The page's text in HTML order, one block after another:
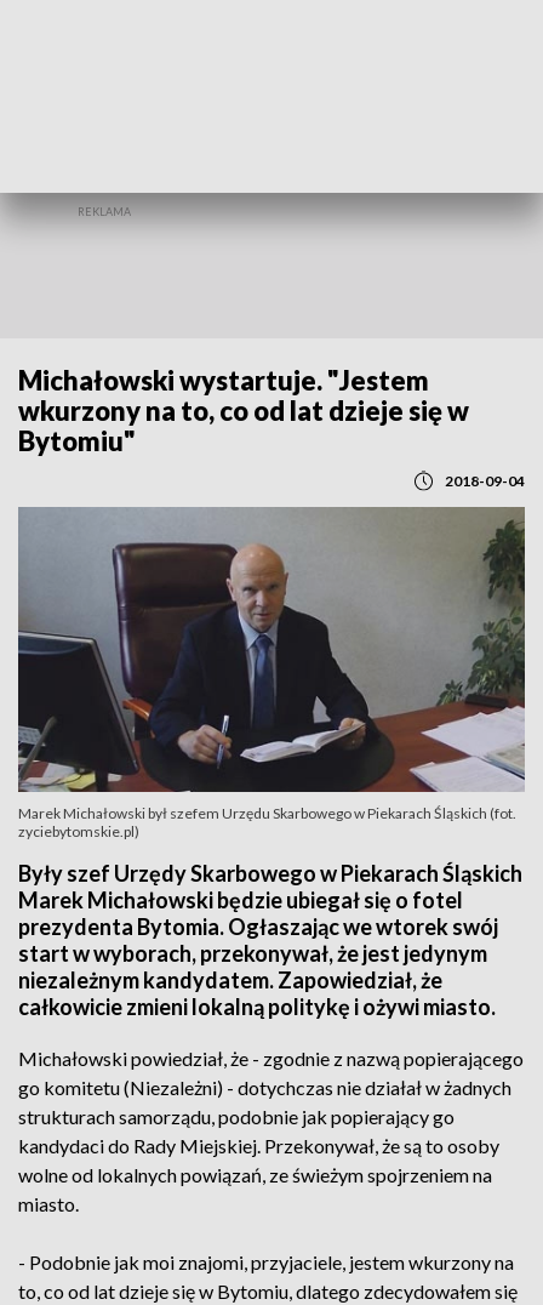
Michałowski wystartuje. "Jestem
wkurzony na to, co od lat dzieje się w
Bytomiu"
2018-09-04
Marek Michałowski był szefem Urzędu Skarbowego w Piekarach Śląskich (fot.
zyciebytomskie.pl)
Były szef Urzędy Skarbowego w Piekarach Śląskich
Marek Michałowski będzie ubiegał się o fotel
prezydenta Bytomia. Ogłaszając we wtorek swój
start w wyborach, przekonywał, że jest jedynym
niezależnym kandydatem. Zapowiedział, że
całkowicie zmieni lokalną politykę i ożywi miasto.
Michałowski powiedział, że - zgodnie z nazwą popierającego
go komitetu (Niezależni) - dotychczas nie działał w żadnych
strukturach samorządu, podobnie jak popierający go
kandydaci do Rady Miejskiej. Przekonywał, że są to osoby
wolne od lokalnych powiązań, ze świeżym spojrzeniem na
miasto.
- Podobnie jak moi znajomi, przyjaciele, jestem wkurzony na
to, co od lat dzieje się w Bytomiu, dlatego zdecydowałem się